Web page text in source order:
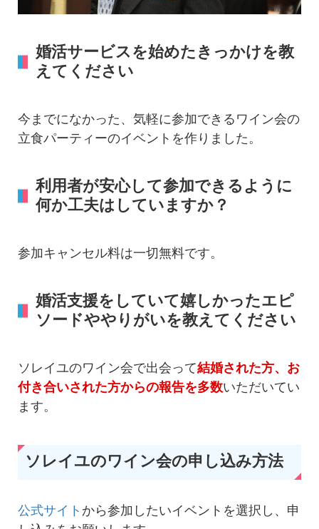
婚活サービスを始めたきっかけを教
えてください
今までになかった、気軽に参加できるワイン会の
立食パーティーのイベントを作りました。
利用者が安心して参加できるように
何か工夫はしていますか？
参加キャンセル料は一切無料です。
婚活支援をしていて嬉しかったエピ
ソードややりがいを教えてください
ソレイユのワイン会で出会って結婚された方、お
付き合いされた方からの報告を多数いただいてい
ます。
ソレイユのワイン会の申し込み方法
公式サイト から参加したいイベントを選択し、申